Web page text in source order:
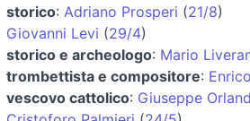
storico: Adriano Prosperi (21/8)
Giovanni Levi (29/4)
storico e archeologo: Mario
trombettista e compositore:
vescovo cattolico: Giuseppe